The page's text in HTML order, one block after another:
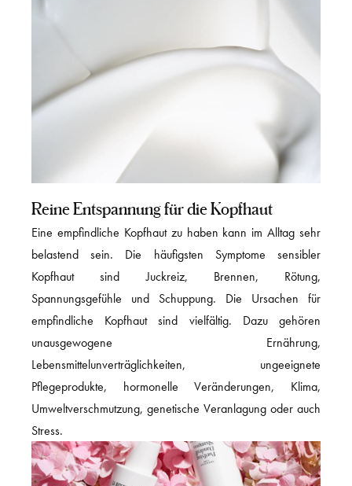
Reine Entspannung für die Kopfhaut
Eine empfindliche Kopfhaut zu haben kann im Alltag sehr
belastend sein. Die häufigsten Symptome sensibler
Kopfhaut sind Juckreiz, Brennen, Rötung,
Spannungsgefühle und Schuppung. Die Ursachen für
empfindliche Kopfhaut sind vielfältig. Dazu gehören
unausgewogene Ernährung,
Lebensmittelunverträglichkeiten, ungeeignete
Pflegeprodukte, hormonelle Veränderungen, Klima,
Umweltverschmutzung, genetische Veranlagung oder auch
Stress.